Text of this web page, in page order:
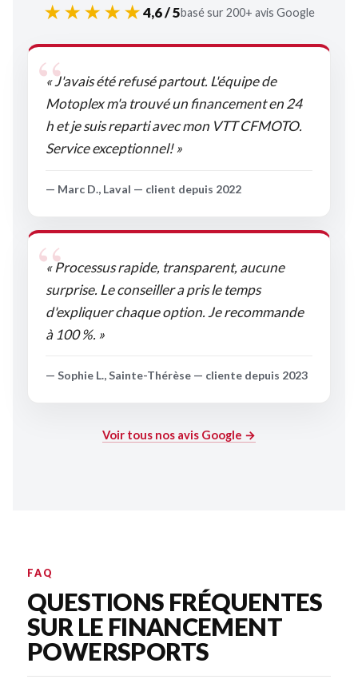
★★★★★4,6 / 5basé sur 200+ avis Google
« J'avais été refusé partout. L'équipe de
Motoplex m'a trouvé un financement en 24
h et je suis reparti avec mon VTT CFMOTO.
Service exceptionnel! »
— Marc D., Laval — client depuis 2022
« Processus rapide, transparent, aucune
surprise. Le conseiller a pris le temps
d'expliquer chaque option. Je recommande
à 100 %. »
— Sophie L., Sainte-Thérèse — cliente depuis 2023
Voir tous nos avis Google →
FAQ
QUESTIONS FRÉQUENTES
SUR LE FINANCEMENT
POWERSPORTS